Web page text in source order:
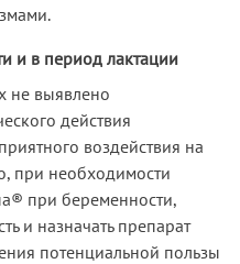
и в период лактации
не выявлено
действия
воздействия на
при необходимости
при беременности,
и назначать препарат
потенциальной пользы